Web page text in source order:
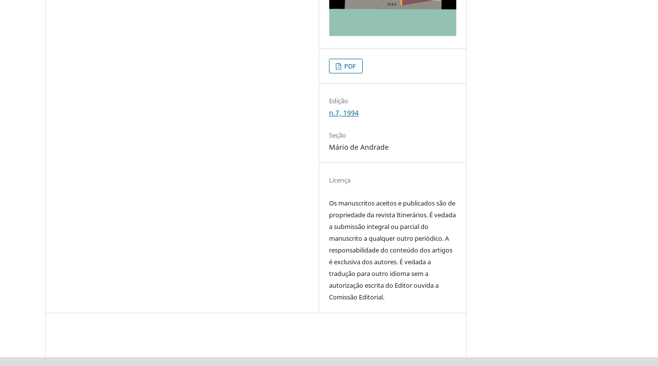
PDF
Edição
n.7, 1994
Seção
Mário de Andrade
Licença
Os manuscritos aceitos e publicados são de
propriedade da revista Itinerários. É vedada
a submissão integral ou parcial do
manuscrito a qualquer outro periódico. A
responsabilidade do conteúdo dos artigos
é exclusiva dos autores. É vedada a
tradução para outro idioma sem a
autorização escrita do Editor ouvida a
Comissão Editorial.